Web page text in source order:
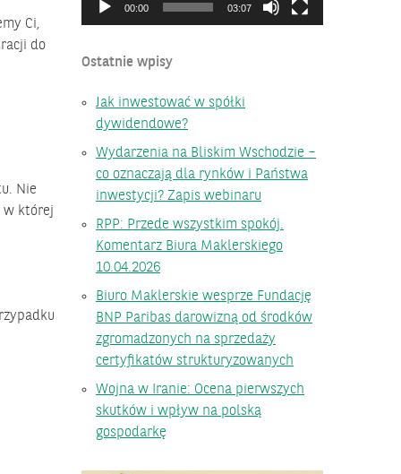
Ci,
do
Nie
w której
00:00 03:07
Ostatnie wpisy
Jak inwestować w spółki
dywidendowe?
Wydarzenia na Bliskim Wschodzie –
co oznaczają dla rynków i Państwa
inwestycji? Zapis webinaru
RPP: Przede wszystkim spokój.
Komentarz Biura Maklerskiego
10.04.2026
Biuro Maklerskie wesprze Fundację
BNP Paribas darowizną od środków
zgromadzonych na sprzedaży
certyfikatów strukturyzowanych
Wojna w Iranie: Ocena pierwszych
skutków i wpływ na polską
gospodarkę